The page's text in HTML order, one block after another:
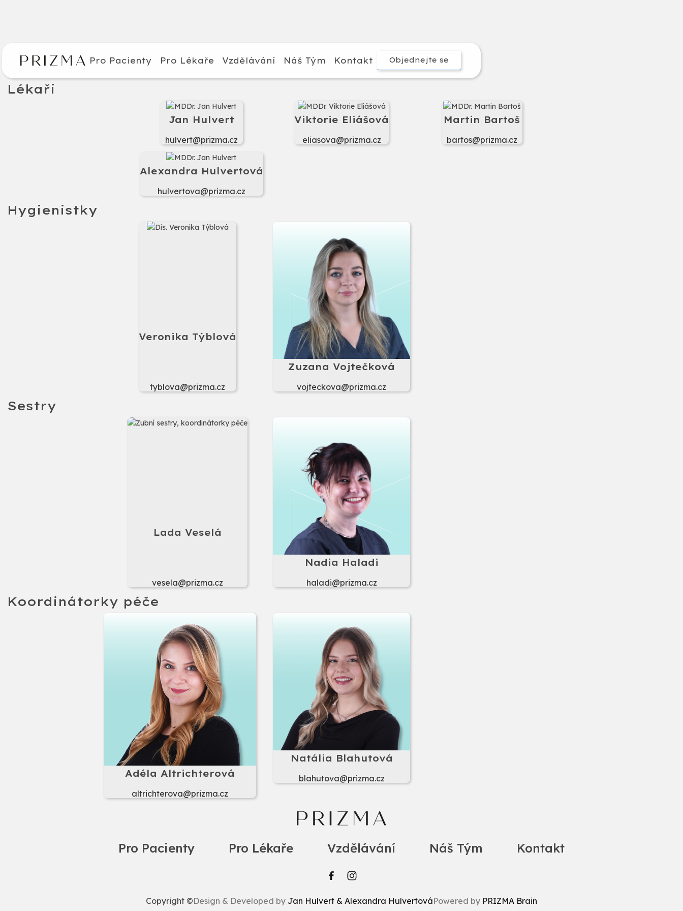
Pro Pacienty Pro Lékaře Vzdělávání Náš Tým Kontakt Objednejte se
Lékaři
Jan Hulvert
hulvert@prizma.cz
Viktorie Eliášová
eliasova@prizma.cz
Martin Bartoš
bartos@prizma.cz
Alexandra Hulvertová
hulvertova@prizma.cz
Hygienistky
Veronika Týblová
tyblova@prizma.cz
Zuzana Vojtečková
vojteckova@prizma.cz
Sestry
Lada Veselá
vesela@prizma.cz
Nadia Haladi
haladi@prizma.cz
Koordinátorky péče
Adéla Altrichterová
altrichterova@prizma.cz
Natália Blahutová
blahutova@prizma.cz
Pro Pacienty Pro Lékaře Vzdělávání Náš Tým Kontakt
Copyright ©Design & Developed by Jan Hulvert & Alexandra HulvertováPowered by PRIZMA Brain